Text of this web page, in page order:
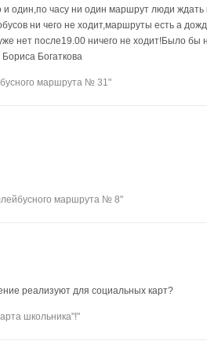
один,по часу ни один маршрут люди ждать
ни чего не ходит,маршруты есть а
нет после19.00 ничего не ходит!Было бы
Богаткова
маршрута № 31"
маршрута № 8"
реализуют для социальных карт?
школьника"!"